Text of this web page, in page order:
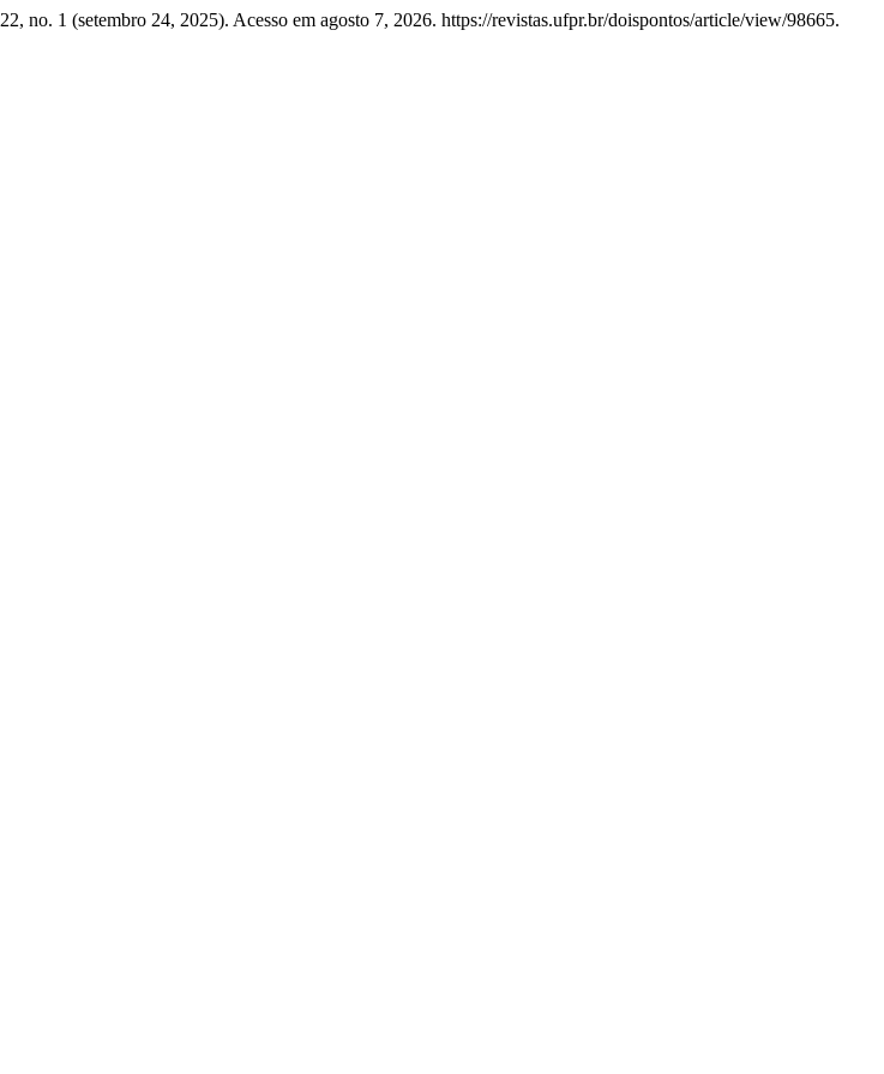
22, no. 1 (setembro 24, 2025). Acesso em agosto 7, 2026. https://revistas.ufpr.br/doispontos/article/view/98665.